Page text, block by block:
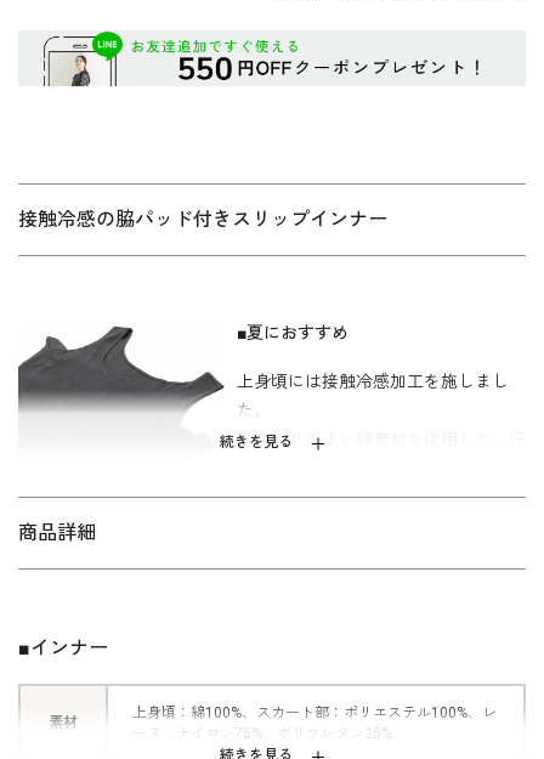
接触冷感の脇パッド付きスリップインナー
続きを見る
■夏におすすめ
上身頃には接触冷感加工を施しまし
た。
肌ざわりのよい綿素材を使用した、汗
もちろん脇パッド付きで、大切なお洋
もプラスしました。
商品詳細
続きを見る
■インナー
素材
上身頃：綿100%、スカート部：ポリエステル100%、レ
ース：ナイロン75%、ポリウレタン25%